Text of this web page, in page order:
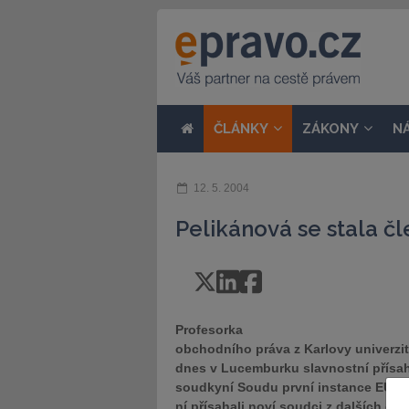
ČLÁNKY ZÁKONY
12. 5. 2004
Pelikánová se stala
Profesorka
obchodního práva z Karlovy
dnes v Lucemburku slavnostní
soudkyní Soudu první instance EU